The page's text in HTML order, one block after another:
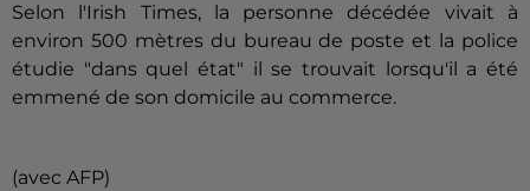
Selon l'Irish Times, la personne décédée vivait à
environ 500 mètres du bureau de poste et la police
étudie "dans quel état" il se trouvait lorsqu'il a été
emmené de son domicile au commerce.
(avec AFP)